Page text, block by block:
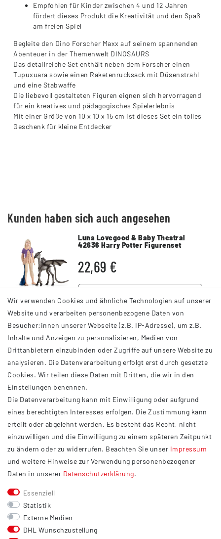
Empfohlen für Kinder zwischen 4 und 12 Jahren
fördert dieses Produkt die Kreativität und den Spaß
am freien Spiel
Begleite den Dino Forscher Maxx auf seinem spannenden
Abenteuer in der Themenwelt DINOSAURS
Das detailreiche Set enthält neben dem Forscher einen
Tupuxuara sowie einen Raketenrucksack mit Düsenstrahl
und eine Stabwaffe
Die liebevoll gestalteten Figuren eignen sich hervorragend
für ein kreatives und pädagogisches Spielerlebnis
Mit einer Größe von 10 x 10 x 15 cm ist dieses Set ein tolles
Geschenk für kleine Entdecker
Kunden haben sich auch angesehen
Luna Lovegood & Baby Thestral
42636 Harry Potter Figurenset
22,69 €
INFORMATIONEN
AGB
Impressum
Datenschutzerklärung
Widerrufsrecht
Barrierefreiheit
Service
Kontakt
Versand
Zahlung
Vertrag widerrufen
Wir verwenden Cookies und ähnliche Technologien auf unserer
Website und verarbeiten personenbezogene Daten von
Besucher:innen unserer Webseite (z.B. IP-Adresse), um z.B.
Inhalte und Anzeigen zu personalisieren, Medien von
Drittanbietern einzubinden oder Zugriffe auf unsere Website zu
analysieren. Die Datenverarbeitung erfolgt erst durch gesetzte
Cookies. Wir teilen diese Daten mit Dritten, die wir in den
Einstellungen benennen.
Die Datenverarbeitung kann mit Einwilligung oder aufgrund
eines berechtigten Interesses erfolgen. Die Zustimmung kann
erteilt oder abgelehnt werden. Es besteht das Recht, nicht
einzuwilligen und die Einwilligung zu einem späteren Zeitpunkt
zu ändern oder zu widerrufen. Beachten Sie unser Impressum
und weitere Hinweise zur Verwendung personenbezogener
Daten in unserer Daten­schutz­erklärung.
Essenziell
Statistik
Externe Medien
DHL Wunschzustellung